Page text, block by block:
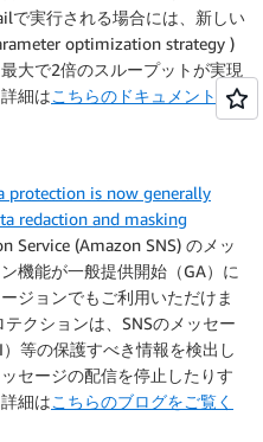
で実行される場合には、新しい
optimization strategy )
大で2倍のスループットが実現
細はこちらのドキュメントを
protection is now generally
redaction and masking
Service (Amazon SNS) のメッ
機能が一般提供開始（GA）に
ジョンでもご利用いただけま
クションは、SNSのメッセー
等の保護すべき情報を検出し
セージの配信を停止したりす
細はこちらのブログをご覧く